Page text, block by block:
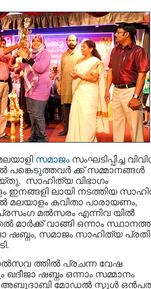
സമാജം സംഘടിപ്പിച്ച
പങ്കെടുത്തവര്‍ ക്ക് സമ്മാനങ്ങള്‍
സാഹിത്യ വിഭാഗം
ഇനങ്ങളി ലായി നടത്തിയ
മലയാളം കവിതാ പാരായണം,
മല്‍സരം എന്നിവ യില്‍
മാര്‍ക്ക് വാങ്ങി ഒന്നാം
ഷബ്നം, സമാജം സാഹിത്യ
ത്തില്‍ പ്രചന്ന വേഷ
ഷബ്നം ഒന്നാം സമ്മാനം
അബുദാബി മോഡല്‍ സ്കൂള്‍